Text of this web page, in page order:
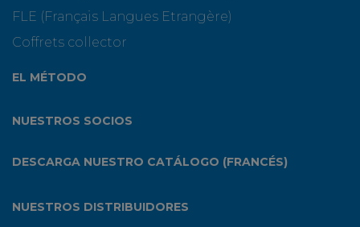
FLE (Français Langues Etrangère)
Coffrets collector
EL MÉTODO
NUESTROS SOCIOS
DESCARGA NUESTRO CATÁLOGO (FRANCÉS)
NUESTROS DISTRIBUIDORES